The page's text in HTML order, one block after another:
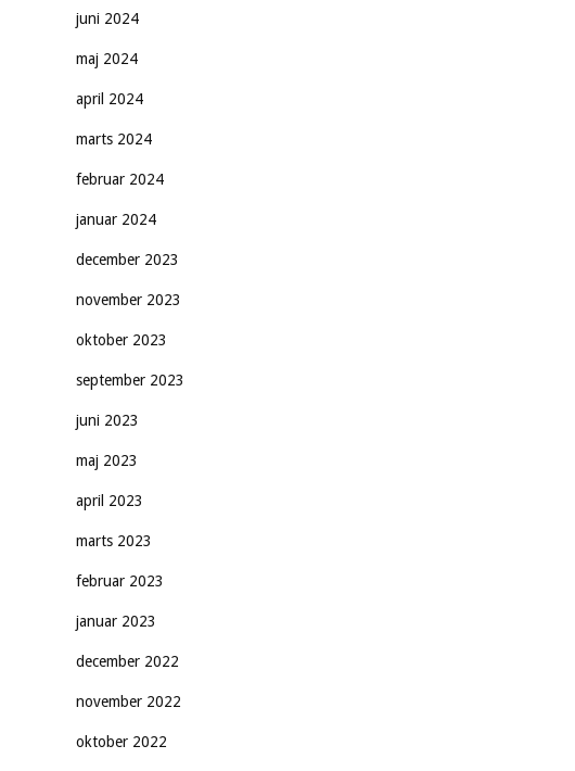
juni 2024
maj 2024
april 2024
marts 2024
februar 2024
januar 2024
december 2023
november 2023
oktober 2023
september 2023
juni 2023
maj 2023
april 2023
marts 2023
februar 2023
januar 2023
december 2022
november 2022
oktober 2022